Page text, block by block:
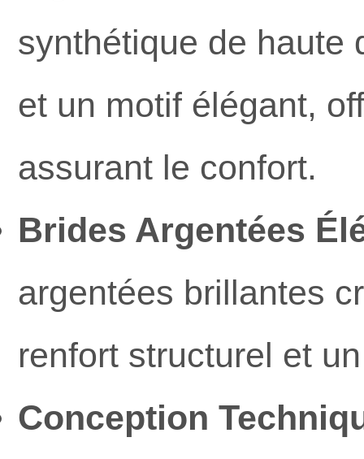
synthétique de haute
et un motif élégant,
assurant le confort.
Brides Argentées
argentées brillantes
renfort structurel et
Conception